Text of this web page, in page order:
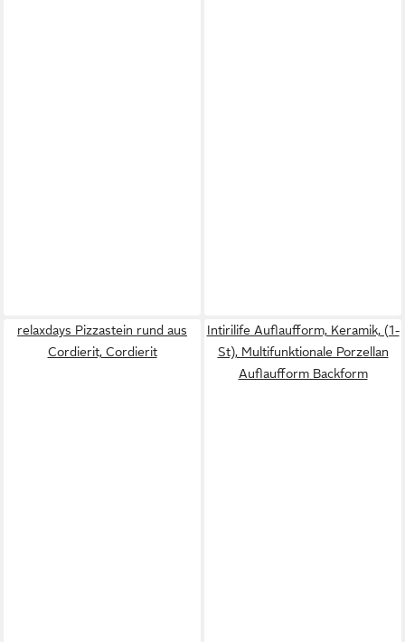
relaxdays Pizzastein rund aus
Cordierit, Cordierit
Intirilife Auflaufform, Keramik, (1-
St), Multifunktionale Porzellan
Auflaufform Backform